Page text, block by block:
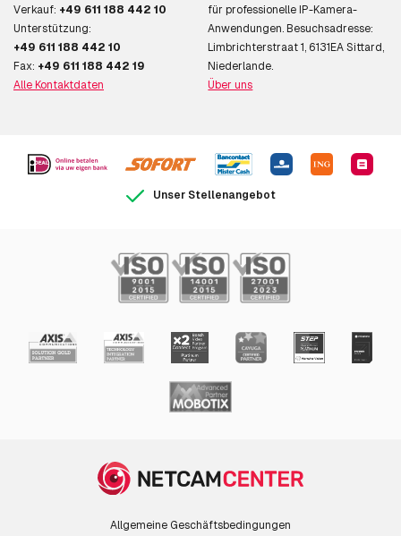
Verkauf: +49 611 188 442 10
Unterstützung:
+49 611 188 442 10
Fax: +49 611 188 442 19
Alle Kontaktdaten
für professionelle IP-Kamera-
Anwendungen. Besuchsadresse:
Limbrichterstraat 1, 6131EA Sittard,
Niederlande.
Über uns
Unser Stellenangebot
Allgemeine Geschäftsbedingungen